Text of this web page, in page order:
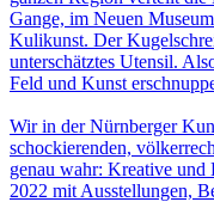
Gange, im Neuen
Kulikunst. Der
unterschätztes Utensil.
Feld und Kunst
Wir in der Nürnberger
schockierenden,
genau wahr: Kreative und
2022 mit Ausstellungen,